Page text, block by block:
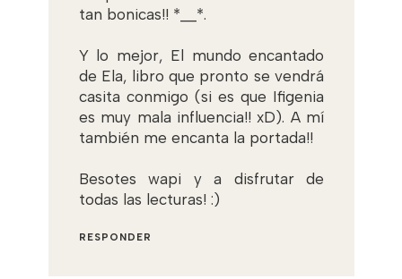
tan bonicas!! *__*.
Y lo mejor, El mundo encantado
de Ela, libro que pronto se vendrá
casita conmigo (si es que Ifigenia
es muy mala influencia!! xD). A mí
también me encanta la portada!!
Besotes wapi y a disfrutar de
todas las lecturas! :)
RESPONDER